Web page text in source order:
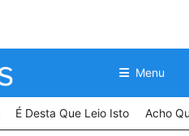
Menu
É Desta Que Leio Isto Acho